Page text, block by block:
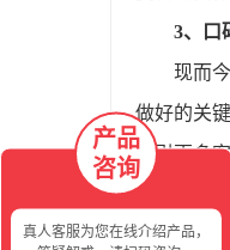
产品
咨询
真人客服为您在线介绍产品，
3、口
现而
做好的关
吸引更多
通过
当然是非